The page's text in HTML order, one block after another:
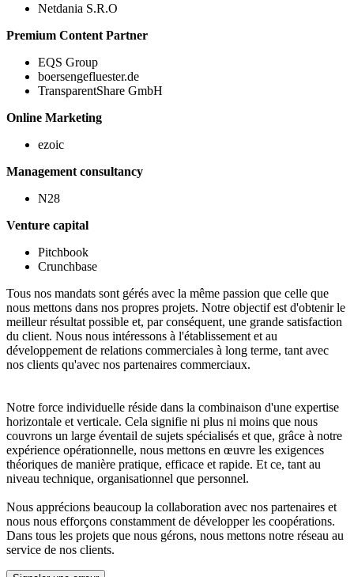
Netdania S.R.O
Premium Content Partner
EQS Group
boersengefluester.de
TransparentShare GmbH
Online Marketing
ezoic
Management consultancy
N28
Venture capital
Pitchbook
Crunchbase
Tous nos mandats sont gérés avec la même passion que celle que
nous mettons dans nos propres projets. Notre objectif est d'obtenir le
meilleur résultat possible et, par conséquent, une grande satisfaction
du client. Nous nous intéressons à l'établissement et au
développement de relations commerciales à long terme, tant avec
nos clients qu'avec nos partenaires commerciaux.
Notre force individuelle réside dans la combinaison d'une expertise
horizontale et verticale. Cela signifie ni plus ni moins que nous
couvrons un large éventail de sujets spécialisés et que, grâce à notre
expérience opérationnelle, nous mettons en œuvre les exigences
théoriques de manière pratique, efficace et rapide. Et ce, tant au
niveau technique, organisationnel que personnel.
Nous apprécions beaucoup la collaboration avec nos partenaires et
nous nous efforçons constamment de développer les coopérations.
Dans tous les projets que nous gérons, nous mettons notre réseau au
service de nos clients.